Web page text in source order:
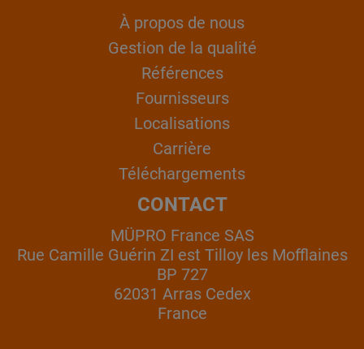
À propos de nous
Gestion de la qualité
Références
Fournisseurs
Localisations
Carrière
Téléchargements
CONTACT
MÜPRO France SAS
Rue Camille Guérin ZI est Tilloy les Mofflaines
BP 727
62031 Arras Cedex
France